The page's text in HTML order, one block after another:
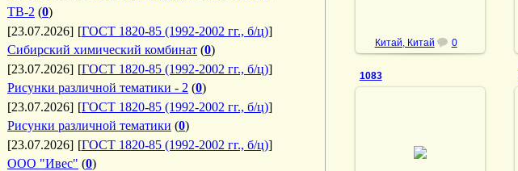
ТВ-2 (0)
[23.07.2026] [ГОСТ 1820-85 (1992-2002 гг., б/ц)]
Сибирский химический комбинат (0)
[23.07.2026] [ГОСТ 1820-85 (1992-2002 гг., б/ц)]
Рисунки различной тематики - 2 (0)
[23.07.2026] [ГОСТ 1820-85 (1992-2002 гг., б/ц)]
Рисунки различной тематики (0)
[23.07.2026] [ГОСТ 1820-85 (1992-2002 гг., б/ц)]
ООО "Ивес" (0)
Китай, Китай 0
1083